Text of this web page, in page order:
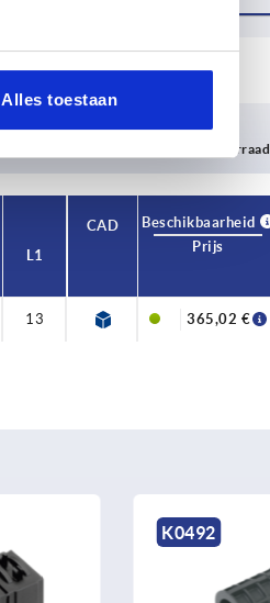
Alles toestaan
Levertijd op aanvraag
Momenteel niet op voorraad
L1
CAD
Beschikbaarheid
Prijs
13 365,02 €
K0326 inch